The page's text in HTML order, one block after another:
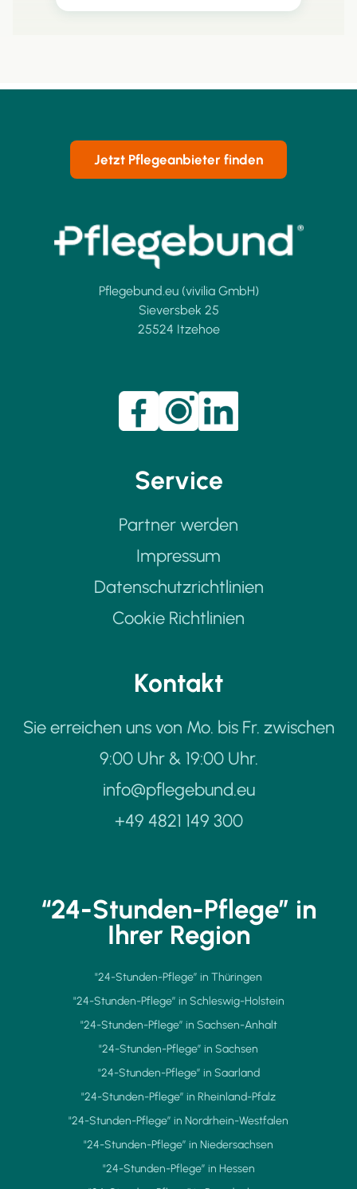
Flexibilität in der Pflegegestaltung.
erforderlich, und die
ermöglicht eine bessere Anpassung
der Pflege an individuelle
Bedürfnisse und Lebenssituationen.
Jetzt Pflegeanbieter finden
Pflegebund.eu (vivilia GmbH)
Sieversbek 25
25524 Itzehoe
Kontakt
Sie erreichen uns von Mo. bis Fr. zwischen
9:00 Uhr & 19:00 Uhr.
info@pflegebund.eu
+49 4821 149 300
Service
Partner werden
Impressum
Datenschutzrichtlinien
Cookie Richtlinien
“24-Stunden-Pflege” in
Ihrer Region
"24-Stunden-Pflege” in Thüringen
"24-Stunden-Pflege” in Schleswig-Holstein
"24-Stunden-Pflege” in Sachsen-Anhalt
"24-Stunden-Pflege” in Sachsen
"24-Stunden-Pflege” in Saarland
"24-Stunden-Pflege” in Rheinland-Pfalz
"24-Stunden-Pflege” in Nordrhein-Westfalen
"24-Stunden-Pflege” in Niedersachsen
"24-Stunden-Pflege” in Hessen